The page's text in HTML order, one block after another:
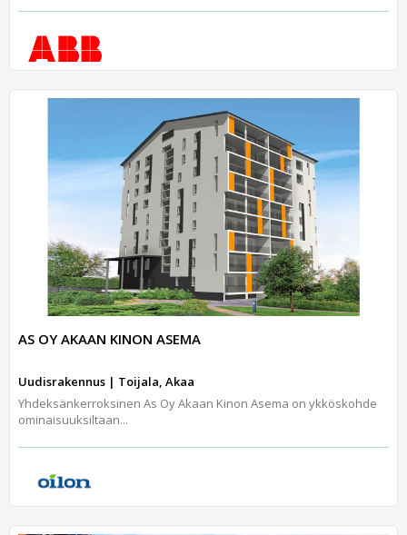
AS OY AKAAN KINON ASEMA
Uudisrakennus | Toijala, Akaa
Yhdeksänkerroksinen As Oy Akaan Kinon Asema on ykköskohde
ominaisuuksiltaan...